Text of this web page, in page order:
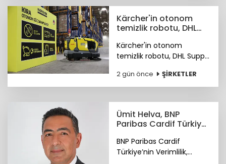
Kärcher'in otonom
temizlik robotu, DHL
Kärcher'in otonom
temizlik robotu, DHL Supply
göreve başladı.
2 gün önce ŞİRKETLER
Ümit Helva, BNP
Paribas Cardif Türkiye
BNP Paribas Cardif
Türkiye’nin Verimlilik,